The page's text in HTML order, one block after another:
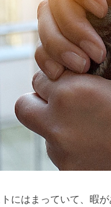
にはまっていて、暇